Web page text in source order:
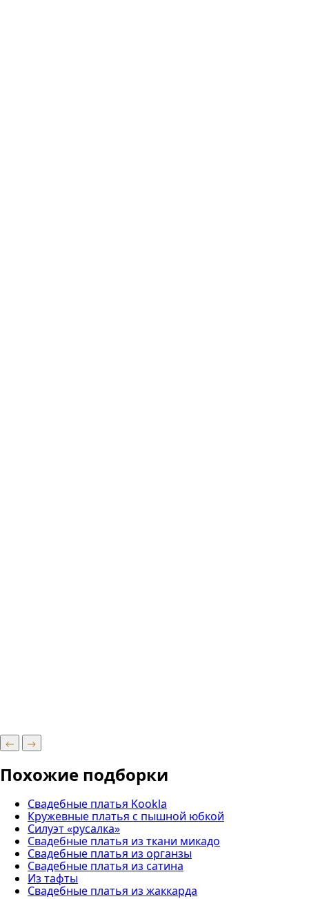
Похожие подборки
Свадебные платья Kookla
Кружевные платья с пышной юбкой
Силуэт «русалка»
Свадебные платья из ткани микадо
Свадебные платья из органзы
Свадебные платья из сатина
Из тафты
Свадебные платья из жаккарда